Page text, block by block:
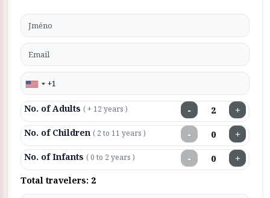
No. of Adults ( + 12 years ) − +
No. of Children ( 2 to 11 years ) − +
No. of Infants ( 0 to 2 years ) − +
Total travelers: 2